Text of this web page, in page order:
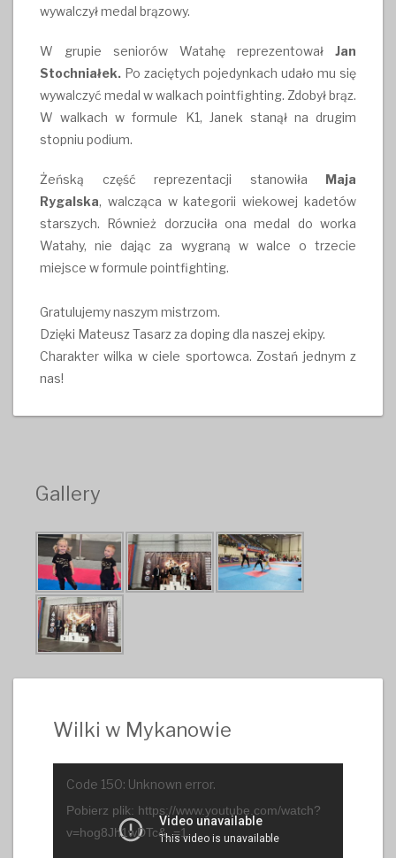
wywalczył medal brązowy.
W grupie seniorów Watahę reprezentował Jan
Stochniałek. Po zaciętych pojedynkach udało mu się
wywalczyć medal w walkach pointfighting. Zdobył brąz.
W walkach w formule K1, Janek stanął na drugim
stopniu podium.
Żeńską część reprezentacji stanowiła Maja
Rygalska, walcząca w kategorii wiekowej kadetów
starszych. Również dorzuciła ona medal do worka
Watahy, nie dając za wygraną w walce o trzecie
miejsce w formule pointfighting.
Gratulujemy naszym mistrzom.
Dzięki Mateusz Tasarz za doping dla naszej ekipy.
Charakter wilka w ciele sportowca. Zostań jednym z
nas!
Gallery
Wilki w Mykanowie
Code 150: Unknown error.
Pobierz plik: https://www.youtube.com/watch?
v=hog8Jh1wDTc&_=1